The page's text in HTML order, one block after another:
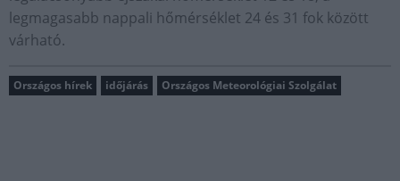
legmagasabb nappali hőmérséklet 24 és 31 fok között
várható.
Országos hírek időjárás Országos Meteorológiai Szolgálat